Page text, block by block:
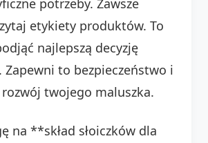
etykiety produktów. To
najlepszą decyzję
Zapewni to bezpieczeństwo i
rozwój twojego maluszka.
na **skład słoiczków dla